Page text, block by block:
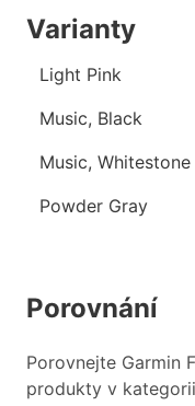
Varianty
Light Pink
Music, Black
Music, Whitestone
Powder Gray
Porovnání
Porovnejte Garmin
produkty v